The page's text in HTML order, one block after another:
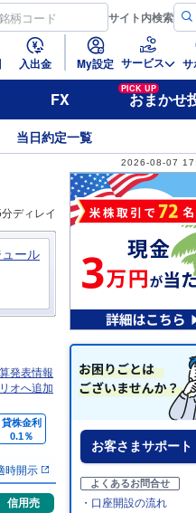
サイト内検索
入出金 My設定 サービス サ
FX
PICK UP
おまかせ
当日約定一覧
2026-08-07
ディレイ
ール
発表情報
オへ追加
貸株金利
0.1％
時開示
信用売
お客さまサポート
よくあるお問合せ
・口座開設の流れ